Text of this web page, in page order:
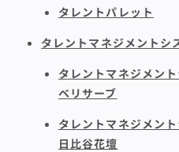
タレントパレット
タレントマネジメントシ
タレントマネジメン
ベリサーブ
タレントマネジメン
日比谷花壇